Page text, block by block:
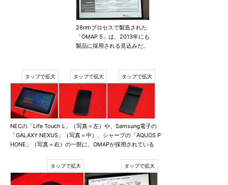
28nmプロセスで製造された
「OMAP 5」は、2013年にも
製品に採用される見込みだ。
NECの「Life Touch L」（写真＝左）や、Samsung電子の
「GALAXY NEXUS」（写真＝中）、シャープの「AQUOS P
HONE」（写真＝右）の一部に、OMAPが採用されている